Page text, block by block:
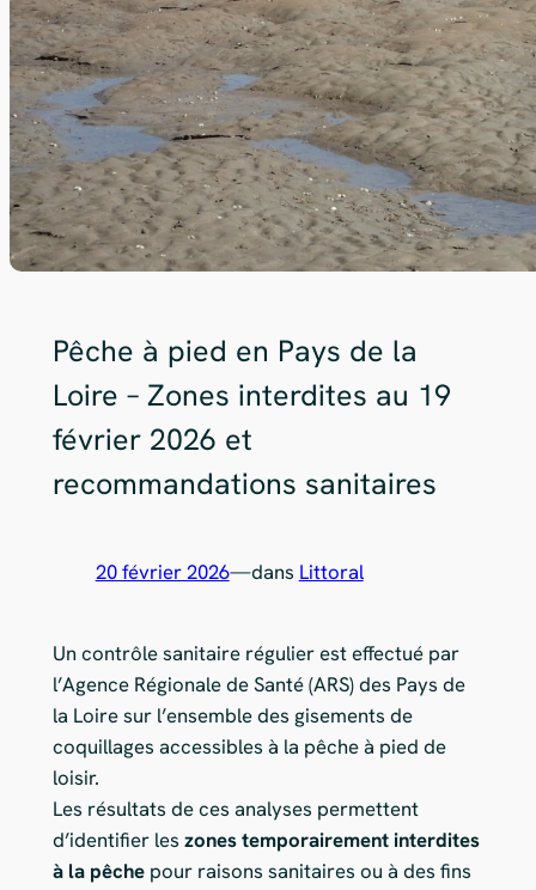
Pêche à pied en Pays de la
Loire – Zones interdites au 19
février 2026 et
recommandations sanitaires
20 février 2026—dans Littoral
Un contrôle sanitaire régulier est effectué par
l’Agence Régionale de Santé (ARS) des Pays de
la Loire sur l’ensemble des gisements de
coquillages accessibles à la pêche à pied de
loisir.
Les résultats de ces analyses permettent
d’identifier les zones temporairement interdites
à la pêchepour raisons sanitaires ou à des fins